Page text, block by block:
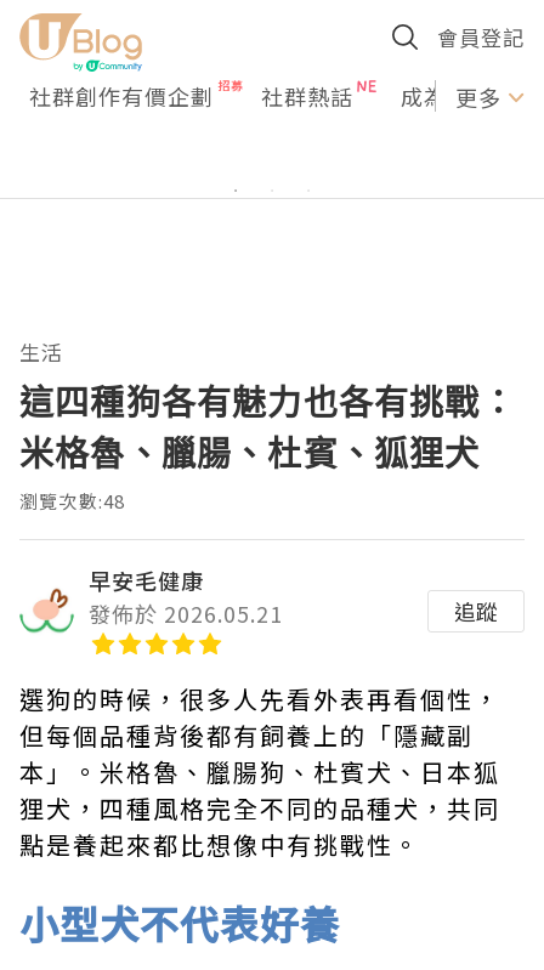
會員登記
社群創作有價企劃 社群熱話 成為U更多
生活
這四種狗各有魅力也各有挑戰：
米格魯、臘腸、杜賓、狐狸犬
瀏覽次數:48
早安毛健康
發佈於 2026.05.21
追蹤
選狗的時候，很多人先看外表再看個性，
但每個品種背後都有飼養上的「隱藏副
本」。米格魯、臘腸狗、杜賓犬、日本狐
狸犬，四種風格完全不同的品種犬，共同
點是養起來都比想像中有挑戰性。
小型犬不代表好養